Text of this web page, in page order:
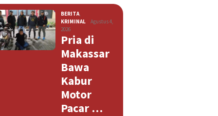
BERITA
KRIMINAL
Agustus 4,
2026
Pria di
Makassar
Bawa
Kabur
Motor
Pacar …